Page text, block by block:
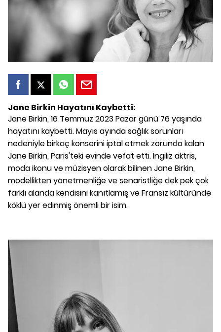
Jane Birkin Hayatını Kaybetti:
Jane Birkin, 16 Temmuz 2023 Pazar günü 76 yaşında
hayatını kaybetti. Mayıs ayında sağlık sorunları
nedeniyle birkaç konserini iptal etmek zorunda kalan
Jane Birkin, Paris'teki evinde vefat etti. İngiliz aktris,
moda ikonu ve müzisyen olarak bilinen Jane Birkin,
modellikten yönetmenliğe ve senaristliğe dek pek çok
farklı alanda kendisini kanıtlamış ve Fransız kültüründe
köklü yer edinmiş önemli bir isim.